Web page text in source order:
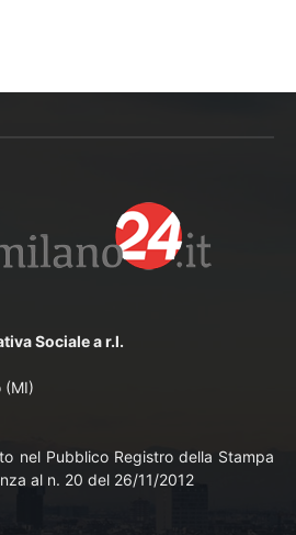
Sociale a r.l.
(MI)
nel Pubblico Registro della Stampa
al n. 20 del 26/11/2012